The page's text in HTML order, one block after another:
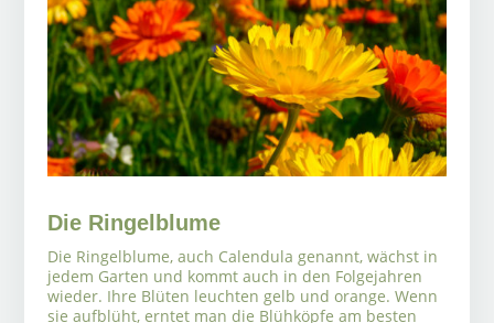
Die Ringelblume
Die Ringelblume, auch Calendula genannt, wächst in
jedem Garten und kommt auch in den Folgejahren
wieder. Ihre Blüten leuchten gelb und orange. Wenn
sie aufblüht, erntet man die Blühköpfe am besten